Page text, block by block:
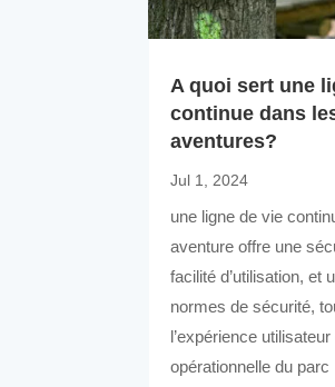
A quoi sert une
continue dans
aventures?
Jul 1, 2024
une ligne de vie
aventure offre une
facilité d’utilisation, et
normes de sécurité,
l’expérience utilisateur
opérationnelle du parc